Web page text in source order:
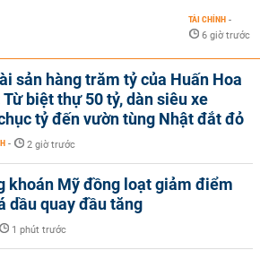
TÀI CHÍNH -
6 giờ trước
sản hàng trăm tỷ của Huấn Hoa
Từ biệt thự 50 tỷ, dàn siêu xe
tỷ đến vườn tùng Nhật đắt đỏ
- 2 giờ trước
khoán Mỹ đồng loạt giảm điểm
dầu quay đầu tăng
1 phút trước